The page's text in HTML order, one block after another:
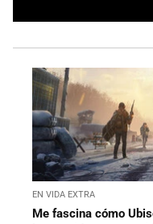
EN VIDA EXTRA
Me fascina cómo